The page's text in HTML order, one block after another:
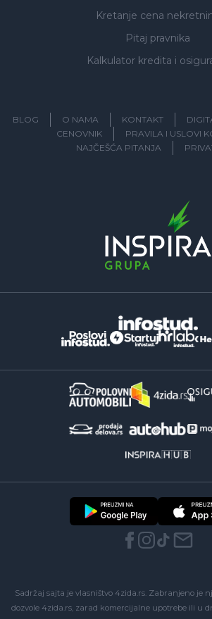
Kretanje cena
Pitaj pravnika
Kalkulator kredita i
BLOG O NAMA KONTAKT
CENOVNIK
PRAVILA I USLOVI
NAJČEŠĆA PITANJA
Sadržaj sajta je vlasništvo 4zida.rs. Zabranjeno je
dozvole 4zida.rs, zarad komercijalne upotrebe ili u